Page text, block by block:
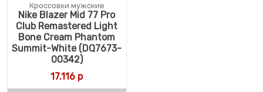
Кроссовки мужские
Nike Blazer Mid 77 Pro
Club Remastered Light
Bone Cream Phantom
Summit-White (DQ7673-
00342)
17.116 р